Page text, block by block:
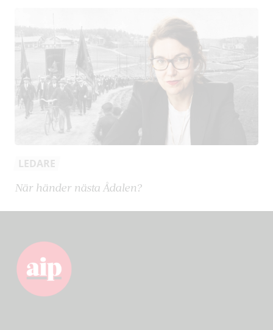
LEDARE
När händer nästa Ådalen?